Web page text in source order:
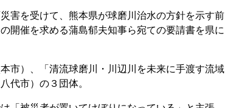
害を受けて、熊本県が球磨川治水の方針を示す前
開催を求める蒲島郁夫知事ら宛ての要請書を県に
市）、「清流球磨川・川辺川を未来に手渡す流域
代市）の３団体。